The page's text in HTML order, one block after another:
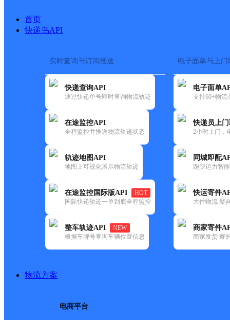
首页
快递鸟API
实时查询与订阅推送
快递查询API
通过快递单号即时查询物流轨迹
在途监控API
全程监控并推送物流轨迹状态
轨迹地图API
地图上可视化展示物流轨迹
在途监控国际版API
HOT
国际快递轨迹一单到底全程监控
整车轨迹API
NEW
根据车牌号查询车辆位置信息
电子面单与上门
电子面单
支持60+物流
快递员上
2小时上门，
同城即配
跑腿运力智
快运寄件
大件物流 聚
商家寄件
商家发货 寄
物流方案
电商平台
快递大全 > 快递网点
快递大全 快运大全
城市：东营市 ✕ 快递：中通快递 ✕
清空已选
地区:
不限 东营区(1)